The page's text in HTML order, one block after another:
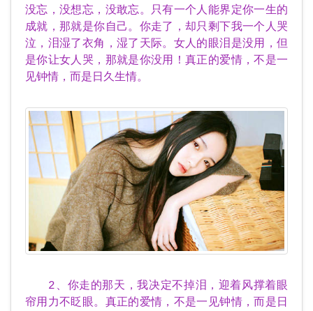
没忘，没想忘，没敢忘。只有一个人能界定你一生的
成就，那就是你自己。你走了，却只剩下我一个人哭
泣，泪湿了衣角，湿了天际。女人的眼泪是没用，但
是你让女人哭，那就是你没用！真正的爱情，不是一
见钟情，而是日久生情。
2、你走的那天，我决定不掉泪，迎着风撑着眼
帘用力不眨眼。真正的爱情，不是一见钟情，而是日